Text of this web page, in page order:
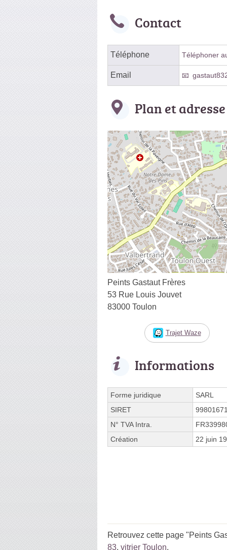
Contact
Téléphone Téléphoner
Email
Plan et adresse
Peints Gastaut Frères
53 Rue Louis Jouvet
83000 Toulon
Trajet Waze
Informations
Forme juridique
SARL
SIRET
N° TVA Intra.
Création
22 juin
Retrouvez cette page "Peints
83, vitrier Toulon.